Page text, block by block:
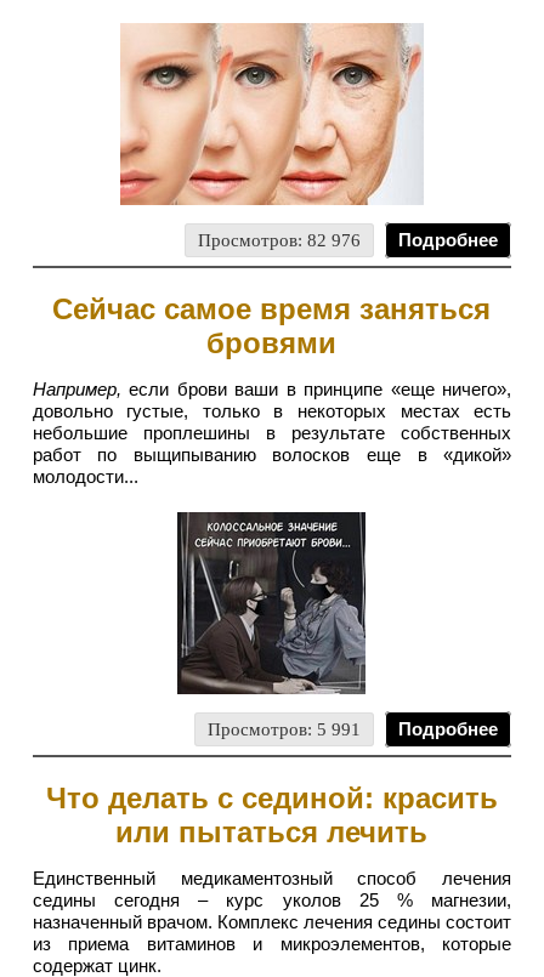
Просмотров: 82 976 Подробнее
Сейчас самое время заняться
бровями
Например,если брови ваши в принципе «еще ничего»,
довольно густые, только в некоторых местах есть
небольшие проплешины в результате собственных
работ по выщипыванию волосков еще в «дикой»
молодости...
Просмотров: 5 991 Подробнее
Что делать с сединой: красить
или пытаться лечить
Единственный медикаментозный способ лечения
седины сегодня – курс уколов 25 % магнезии,
назначенный врачом. Комплекс лечения седины состоит
из приема витаминов и микроэлементов, которые
содержат цинк.